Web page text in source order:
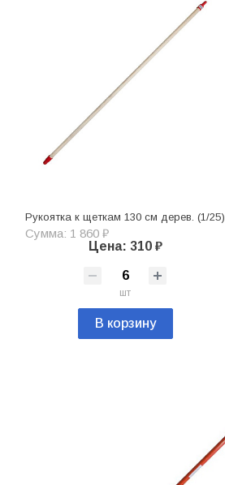
Рукоятка к щеткам 130 см дерев. (1/25)
Сумма: 1 860 ₽
Цена: 310 ₽
шт
В корзину